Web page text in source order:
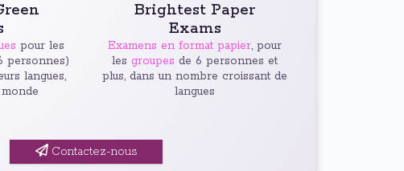
pour les
personnes)
langues,
Brightest Paper
Exams
Examens en format papier, pour
lesgroupes de 6 personnes et
plus, dans un nombre croissant de
langues
Contactez-nous